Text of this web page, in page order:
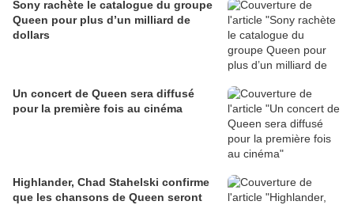
Sony rachète le catalogue du groupe
Queen pour plus d’un milliard de
dollars
Un concert de Queen sera diffusé
pour la première fois au cinéma
Highlander, Chad Stahelski confirme
que les chansons de Queen seront